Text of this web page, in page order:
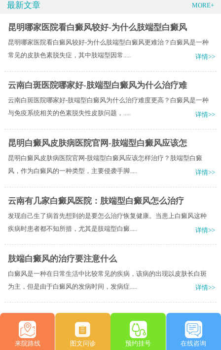
最新文章 MORE+
昆明哪家医院看白癜风较好-为什么肢端型白癜风
昆明哪家医院看白癜风较好-为什么肢端型白癜风更难治？白癜风是一种
常见的皮肤色素脱失症，其中肢端型因常.....
详情>>
云南白斑医院哪家好-肢端型白癜风为什么治疗难
云南白斑医院哪家好-肢端型白癜风为什么治疗难度更高？白癜风是一种
与免疫系统相关的色素脱失性皮肤问题，.....
详情>>
昆明白癜风皮肤病医院官网-肢端型白癜风应该怎
昆明白癜风皮肤病医院官网-肢端型白癜风应该怎样治疗？肢端型白癜
风，作为白癜风的一种类型，主要侵袭手脚.....
详情>>
云南有几家白癜风医院：肢端型白癜风怎么治疗
发现自己生了病首先想到的是要怎么治疗恢复健康。当患上白癜风这种
疾病时患者都不知所措，尤其是肢端型白癜.....
详情>>
肢端白癜风的治疗要注意什么
白癜风是一种在日常生活中比较常见的疾病，该病的出现以皮肤长白斑
为主，但是由于白癜风的发病时间，发病症.....
详情>>
来院路线 图文问诊 预约挂号 在线咨询